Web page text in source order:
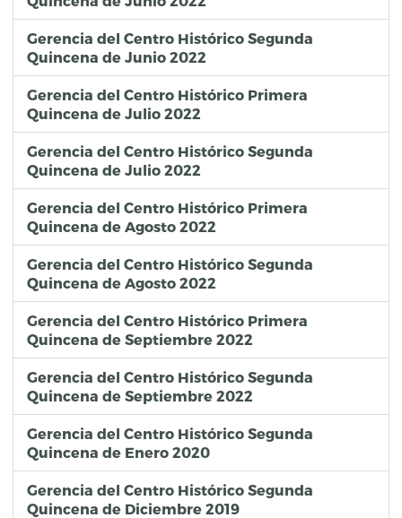
Gerencia del Centro Histórico Segunda
Quincena de Junio 2022
Gerencia del Centro Histórico Primera
Quincena de Julio 2022
Gerencia del Centro Histórico Segunda
Quincena de Julio 2022
Gerencia del Centro Histórico Primera
Quincena de Agosto 2022
Gerencia del Centro Histórico Segunda
Quincena de Agosto 2022
Gerencia del Centro Histórico Primera
Quincena de Septiembre 2022
Gerencia del Centro Histórico Segunda
Quincena de Septiembre 2022
Gerencia del Centro Histórico Segunda
Quincena de Enero 2020
Gerencia del Centro Histórico Segunda
Quincena de Diciembre 2019